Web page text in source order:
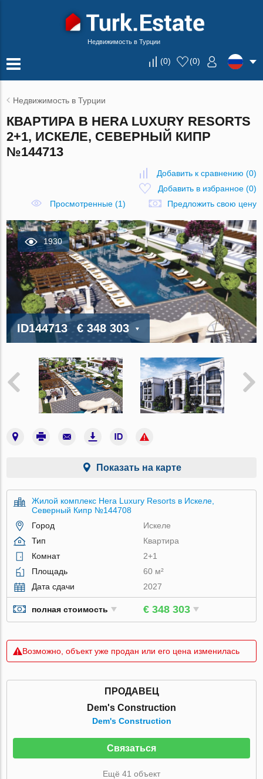
Недвижимость в Турции
(0) (0)
Недвижимость в Турции
КВАРТИРА В HERA LUXURY RESORTS
2+1, ИСКЕЛЕ, СЕВЕРНЫЙ КИПР
№144713
Добавить к сравнению (0)
Добавить в избранное(0)
Просмотренные (1)
Предложить свою цену
1930
ID144713 € 348 303
Показать на карте
Жилой комплекс Hera Luxury Resorts в Искеле,
Северный Кипр №144708
Город
Искеле
Тип
Квартира
Комнат
2+1
Площадь
60 м²
Дата сдачи
2027
полная стоимость € 348 303
Возможно, объект уже продан или его цена изменилась
ПРОДАВЕЦ
Dem's Construction
Dem's Construction
Связаться
Ещё 41 объект